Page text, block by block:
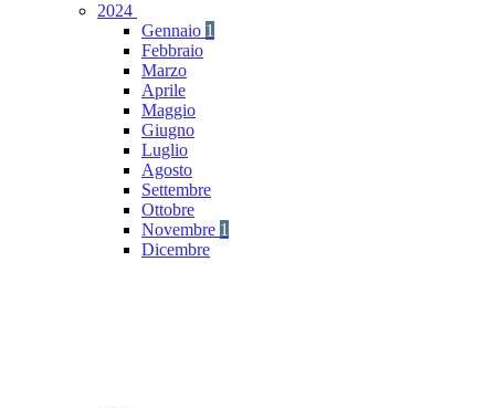
2024
Gennaio 1
Febbraio
Marzo
Aprile
Maggio
Giugno
Luglio
Agosto
Settembre
Ottobre
Novembre 1
Dicembre